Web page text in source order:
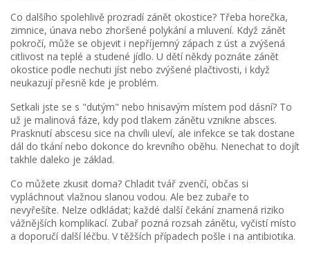
Co dalšího spolehlivě prozradí zánět okostice? Třeba horečka,
zimnice, únava nebo zhoršené polykání a mluvení. Když zánět
pokročí, může se objevit i nepříjemný zápach z úst a zvýšená
citlivost na teplé a studené jídlo. U dětí někdy poznáte zánět
okostice podle nechuti jíst nebo zvýšené plačtivosti, i když
neukazují přesně kde je problém.
Setkali jste se s "dutým" nebo hnisavým místem pod dásní? To
už je malinová fáze, kdy pod tlakem zánětu vznikne absces.
Prasknutí abscesu sice na chvíli uleví, ale infekce se tak dostane
dál do tkání nebo dokonce do krevního oběhu. Nenechat to dojít
takhle daleko je základ.
Co můžete zkusit doma? Chladit tvář zvenčí, občas si
vypláchnout vlažnou slanou vodou. Ale bez zubaře to
nevyřešíte. Nelze odkládat; každé další čekání znamená riziko
vážnějších komplikací. Zubař pozná rozsah zánětu, vyčistí místo
a doporučí další léčbu. V těžších případech pošle i na antibiotika.